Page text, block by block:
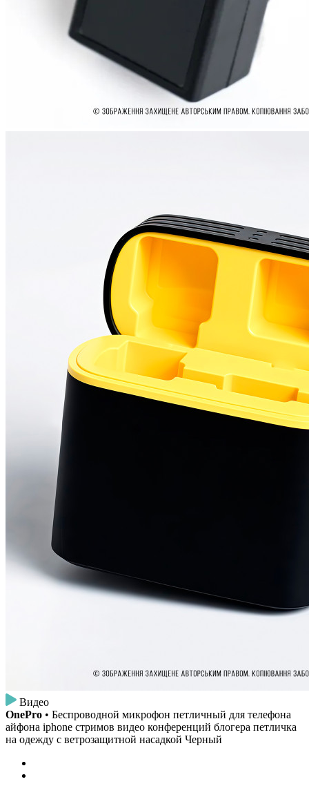
Видео
OnePro • Беспроводной микрофон петличный для телефона
айфона iphone стримов видео конференций блогера петличка
на одежду с ветрозащитной насадкой Черный